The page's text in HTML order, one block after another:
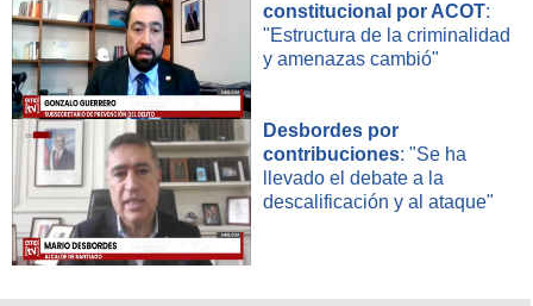
constitucional por ACOT:
"Estructura de la criminalidad
y amenazas cambió"
Desbordes por
contribuciones: "Se ha
llevado el debate a la
descalificación y al ataque"